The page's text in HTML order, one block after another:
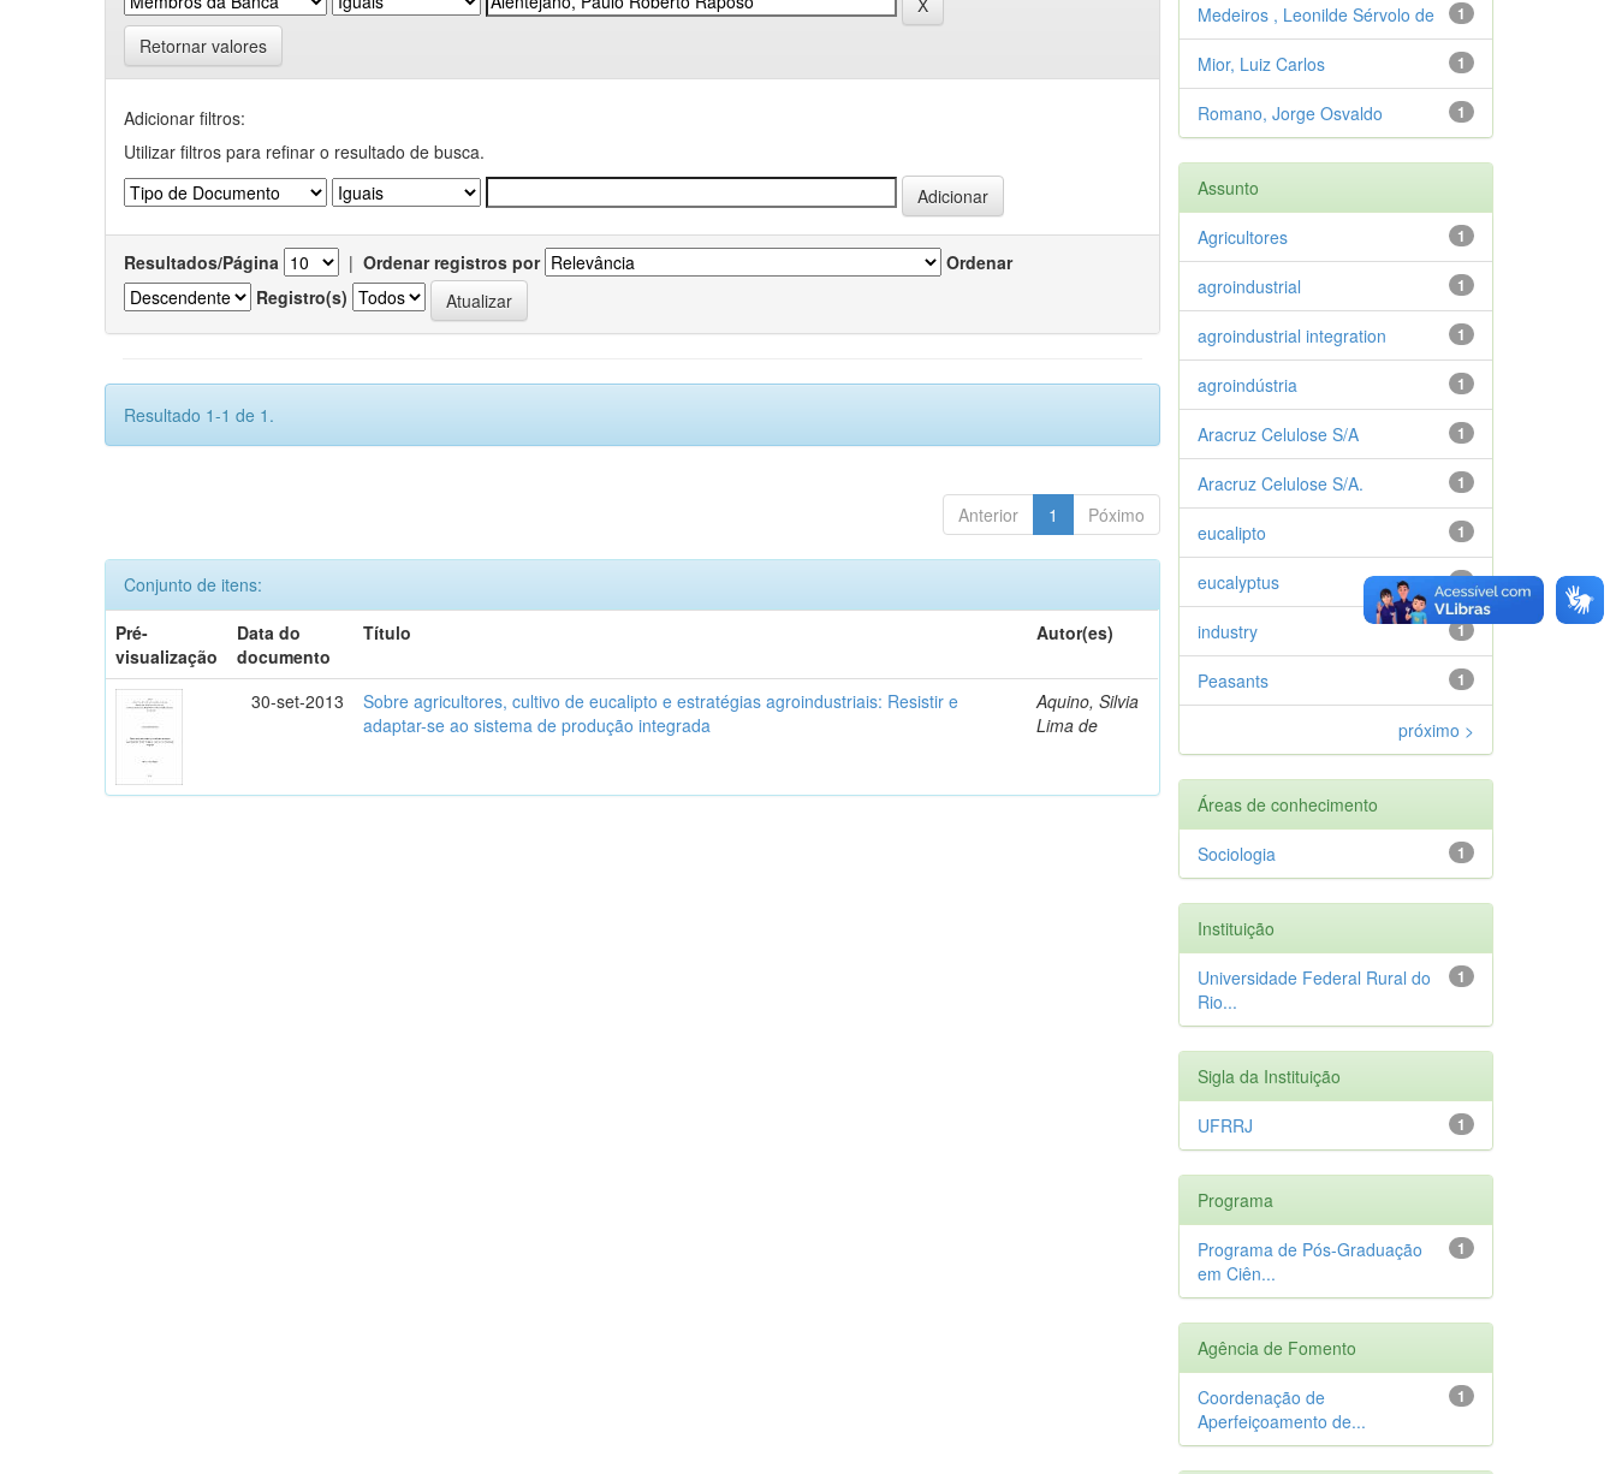
Retornar valores
Adicionar filtros:
Utilizar filtros para refinar o resultado de busca.
Resultados/Página | Ordenar registros por
Ordenar
Registro(s)
Resultado 1-1 de 1.
Anterior 1 Póximo
Conjunto de itens:
Pré-
visualização
Data do
documento
Título Autor(es)
30-set-2013
Sobre agricultores, cultivo de eucalipto e estratégias agroindustriais: Resistir e
adaptar-se ao sistema de produção integrada
Aquino, Silvia
Lima de
1
Medeiros , Leonilde Sérvolo de
1
Mior, Luiz Carlos
1
Romano, Jorge Osvaldo
Assunto
1
Agricultores
1
agroindustrial
1
agroindustrial integration
1
agroindústria
1
Aracruz Celulose S/A
1
Aracruz Celulose S/A.
1
eucalipto
1
eucalyptus
1
industry
1
Peasants
próximo >
Áreas de conhecimento
1
Sociologia
Instituição
1
Universidade Federal Rural do
Rio...
Sigla da Instituição
1
UFRRJ
Programa
1
Programa de Pós-Graduação
em Ciên...
Agência de Fomento
1
Coordenação de
Aperfeiçoamento de...